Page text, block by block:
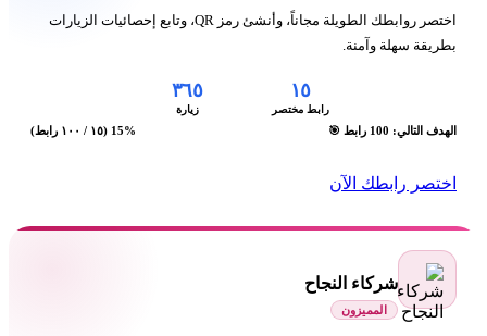
اختصر روابطك الطويلة مجاناً، وأنشئ رمز QR، وتابع إحصائيات الزيارات
بطريقة سهلة وآمنة.
رابط مختصر
٣٦٥
الهدف التالي: 100 رابط 🎯
اختصر رابطك الآن
شركاء النجاح
المميزون